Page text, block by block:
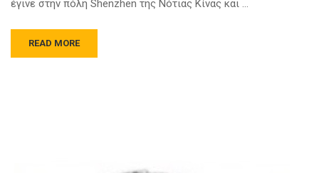
έγινε στην πόλη Shenzhen της Νότιας Κίνας και …
READ MORE